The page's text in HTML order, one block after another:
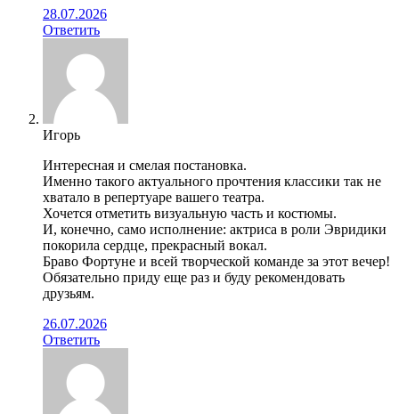
28.07.2026
Ответить
Игорь
Интересная и смелая постановка.
Именно такого актуального прочтения классики так не
хватало в репертуаре вашего театра.
Хочется отметить визуальную часть и костюмы.
И, конечно, само исполнение: актриса в роли Эвридики
покорила сердце, прекрасный вокал.
Браво Фортуне и всей творческой команде за этот вечер!
Обязательно приду еще раз и буду рекомендовать
друзьям.
26.07.2026
Ответить